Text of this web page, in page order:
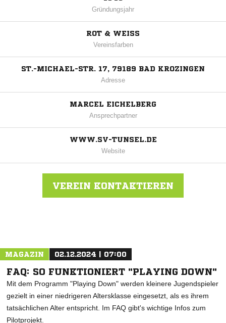
Gründungsjahr
ROT & WEISS
Vereinsfarben
ST.-MICHAEL-STR. 17, 79189 BAD KROZINGEN
Adresse
MARCEL EICHELBERG
Ansprechpartner
WWW.SV-TUNSEL.DE
Website
VEREIN KONTAKTIEREN
MAGAZIN 02.12.2024 | 07:00
FAQ: SO FUNKTIONIERT "PLAYING DOWN"
Mit dem Programm "Playing Down" werden kleinere Jugendspieler
gezielt in einer niedrigeren Altersklasse eingesetzt, als es ihrem
tatsächlichen Alter entspricht. Im FAQ gibt's wichtige Infos zum
Pilotprojekt.